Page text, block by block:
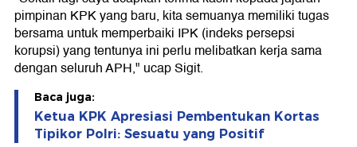
pimpinan KPK yang baru, kita semuanya memiliki tugas
bersama untuk memperbaiki IPK (indeks persepsi
korupsi) yang tentunya ini perlu melibatkan kerja sama
dengan seluruh APH," ucap Sigit.
Baca juga:
Ketua KPK Apresiasi Pembentukan Kortas
Tipikor Polri: Sesuatu yang Positif